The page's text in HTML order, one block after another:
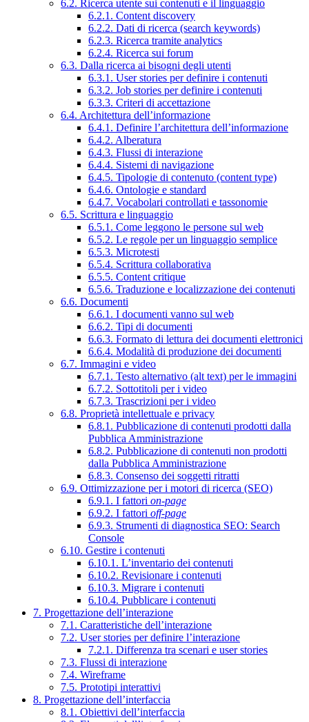
6.2. Ricerca utente sui contenuti e il linguaggio
6.2.1. Content discovery
6.2.2. Dati di ricerca (search keywords)
6.2.3. Ricerca tramite analytics
6.2.4. Ricerca sui forum
6.3. Dalla ricerca ai bisogni degli utenti
6.3.1. User stories per definire i contenuti
6.3.2. Job stories per definire i contenuti
6.3.3. Criteri di accettazione
6.4. Architettura dell’informazione
6.4.1. Definire l’architettura dell’informazione
6.4.2. Alberatura
6.4.3. Flussi di interazione
6.4.4. Sistemi di navigazione
6.4.5. Tipologie di contenuto (content type)
6.4.6. Ontologie e standard
6.4.7. Vocabolari controllati e tassonomie
6.5. Scrittura e linguaggio
6.5.1. Come leggono le persone sul web
6.5.2. Le regole per un linguaggio semplice
6.5.3. Microtesti
6.5.4. Scrittura collaborativa
6.5.5. Content critique
6.5.6. Traduzione e localizzazione dei contenuti
6.6. Documenti
6.6.1. I documenti vanno sul web
6.6.2. Tipi di documenti
6.6.3. Formato di lettura dei documenti elettronici
6.6.4. Modalità di produzione dei documenti
6.7. Immagini e video
6.7.1. Testo alternativo (alt text) per le immagini
6.7.2. Sottotitoli per i video
6.7.3. Trascrizioni per i video
6.8. Proprietà intellettuale e privacy
6.8.1. Pubblicazione di contenuti prodotti dalla
Pubblica Amministrazione
6.8.2. Pubblicazione di contenuti non prodotti
dalla Pubblica Amministrazione
6.8.3. Consenso dei soggetti ritratti
6.9. Ottimizzazione per i motori di ricerca (SEO)
6.9.1. I fattori on-page
6.9.2. I fattori off-page
6.9.3. Strumenti di diagnostica SEO: Search
Console
6.10. Gestire i contenuti
6.10.1. L’inventario dei contenuti
6.10.2. Revisionare i contenuti
6.10.3. Migrare i contenuti
6.10.4. Pubblicare i contenuti
7. Progettazione dell’interazione
7.1. Caratteristiche dell’interazione
7.2. User stories per definire l’interazione
7.2.1. Differenza tra scenari e user stories
7.3. Flussi di interazione
7.4. Wireframe
7.5. Prototipi interattivi
8. Progettazione dell’interfaccia
8.1. Obiettivi dell’interfaccia